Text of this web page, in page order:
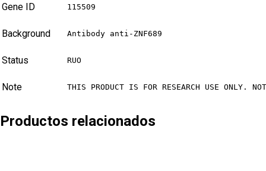
Gene ID 115509
Background Antibody anti-ZNF689
Status RUO
Note THIS PRODUCT IS FOR RESEARCH USE ONLY.
Productos relacionados